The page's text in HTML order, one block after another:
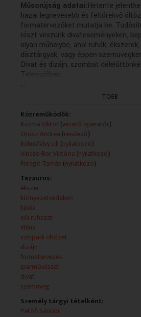
Műsorújság adatai:Hetente
hazai legnevesebb és feltörekvő
formatervezőket mutatja be.
részt veszünk divateseményeken,
olyan műhelybe, ahol ruhák,
dísztárgyak, vagy éppen
Divat és dizájn, szombat
Televízióban.
Technikai leírás:
A műsorszolgáltatói információk
Műsorszolgáltatói ismertető:
- Milyen műtárgyak elkészítésére
a kortárs iparművészeket? Mai
mutatunk példát, és bepillantunk a
hogy megnézzük a műsorvezető
öltözékét. Mindezek mellett
...
TÖBB
Közreműködők:
Kuzma Viktor(vezető operatőr)
Orosz Andrea (rendező)
Rókusfalvy Lili (nyilatkozó)
Vincze-Bor Viktória (nyilatkozó)
Faragó Tamás (nyilatkozó)
Tezaurus:
ékszer
környezetvédelem
táska
női ruházat
stílus
színpadi öltözet
dizájn
formatervezés
iparművészet
divat
szemüveg
Személy tárgyi tételként:
Petőfi Sándor